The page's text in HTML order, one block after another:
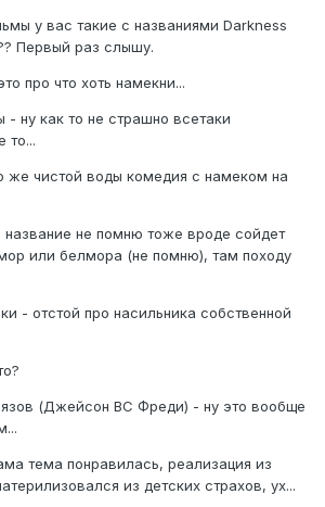
у вас такие с названиями Darkness
Первый раз слышу.
про что хоть намекни...
ну как то не страшно всетаки
то...
же чистой воды комедия с намеком на
название не помню тоже вроде сойдет
или белмора (не помню), там походу
- отстой про насильника собственной
(Джейсон ВС Фреди) - ну это вообще
тема понравилась, реализация из
из детских страхов, ух...